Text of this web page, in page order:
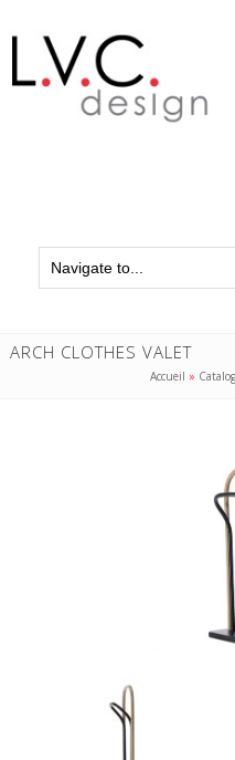
ARCH CLOTHES VALET
Accueil »